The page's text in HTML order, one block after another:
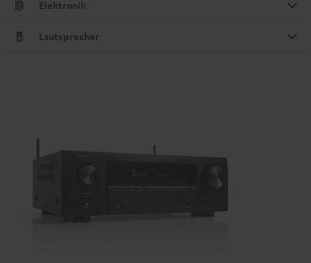
Elektronik
Lautsprecher